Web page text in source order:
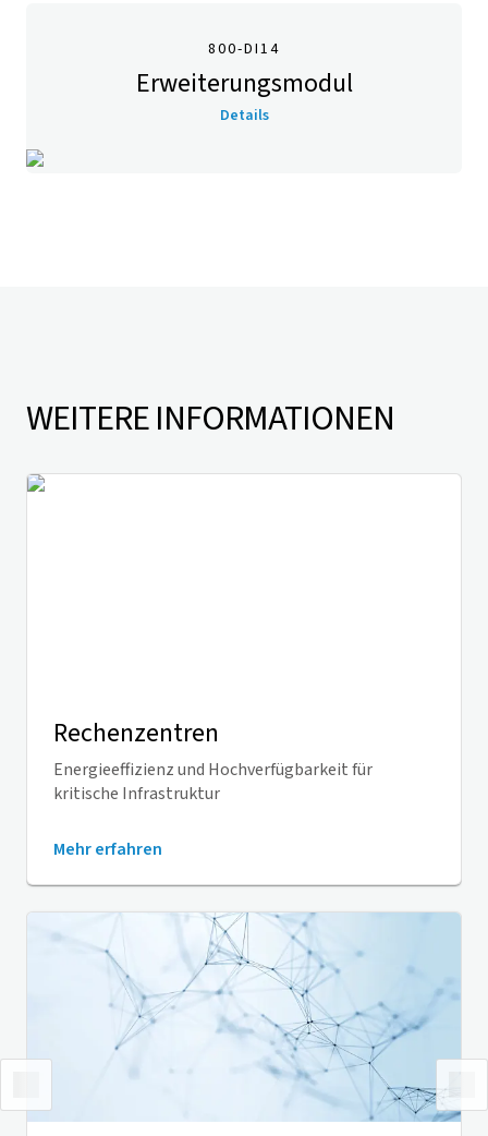
800-DI14
Erweiterungsmodul
Details
WEITERE INFORMATIONEN
Rechenzentren
Energieeffizienz und Hochverfügbarkeit für
kritische Infrastruktur
Mehr erfahren